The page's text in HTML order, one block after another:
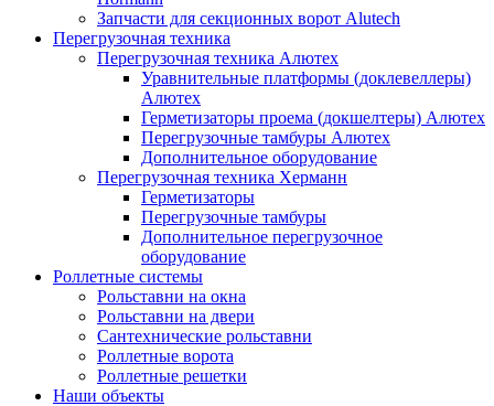
Запчасти для секционных ворот Alutech
Перегрузочная техника
Перегрузочная техника Алютех
Уравнительные платформы (доклевеллеры)
Алютех
Герметизаторы проема (докшелтеры) Алютех
Перегрузочные тамбуры Алютех
Дополнительное оборудование
Перегрузочная техника Херманн
Герметизаторы
Перегрузочные тамбуры
Дополнительное перегрузочное
оборудование
Роллетные системы
Рольставни на окна
Рольставни на двери
Сантехнические рольставни
Роллетные ворота
Роллетные решетки
Наши объекты